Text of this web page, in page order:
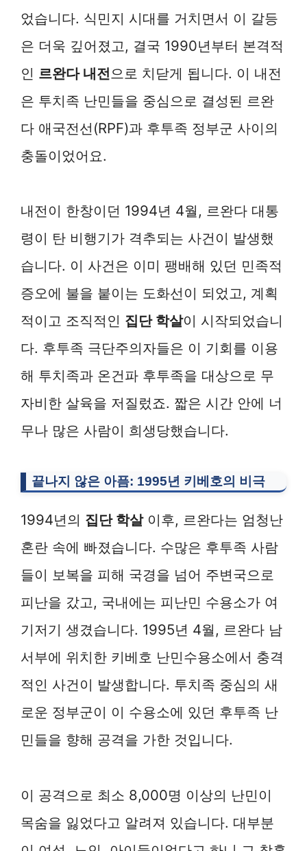
었습니다. 식민지 시대를 거치면서 이 갈등
은 더욱 깊어졌고, 결국 1990년부터 본격적
인 르완다 내전 으로 치닫게 됩니다. 이 내전
은 투치족 난민들을 중심으로 결성된 르완
다 애국전선(RPF)과 후투족 정부군 사이의
충돌이었어요.
내전이 한창이던 1994년 4월, 르완다 대통
령이 탄 비행기가 격추되는 사건이 발생했
습니다. 이 사건은 이미 팽배해 있던 민족적
증오에 불을 붙이는 도화선이 되었고, 계획
적이고 조직적인 집단 학살이 시작되었습니
다. 후투족 극단주의자들은 이 기회를 이용
해 투치족과 온건파 후투족을 대상으로 무
자비한 살육을 저질렀죠. 짧은 시간 안에 너
무나 많은 사람이 희생당했습니다.
끝나지 않은 아픔: 1995년 키베호의 비극
1994년의 집단 학살이후, 르완다는 엄청난
혼란 속에 빠졌습니다. 수많은 후투족 사람
들이 보복을 피해 국경을 넘어 주변국으로
피난을 갔고, 국내에는 피난민 수용소가 여
기저기 생겼습니다. 1995년 4월, 르완다 남
서부에 위치한 키베호 난민수용소에서 충격
적인 사건이 발생합니다. 투치족 중심의 새
로운 정부군이 이 수용소에 있던 후투족 난
민들을 향해 공격을 가한 것입니다.
이 공격으로 최소 8,000명 이상의 난민이
목숨을 잃었다고 알려져 있습니다. 대부분